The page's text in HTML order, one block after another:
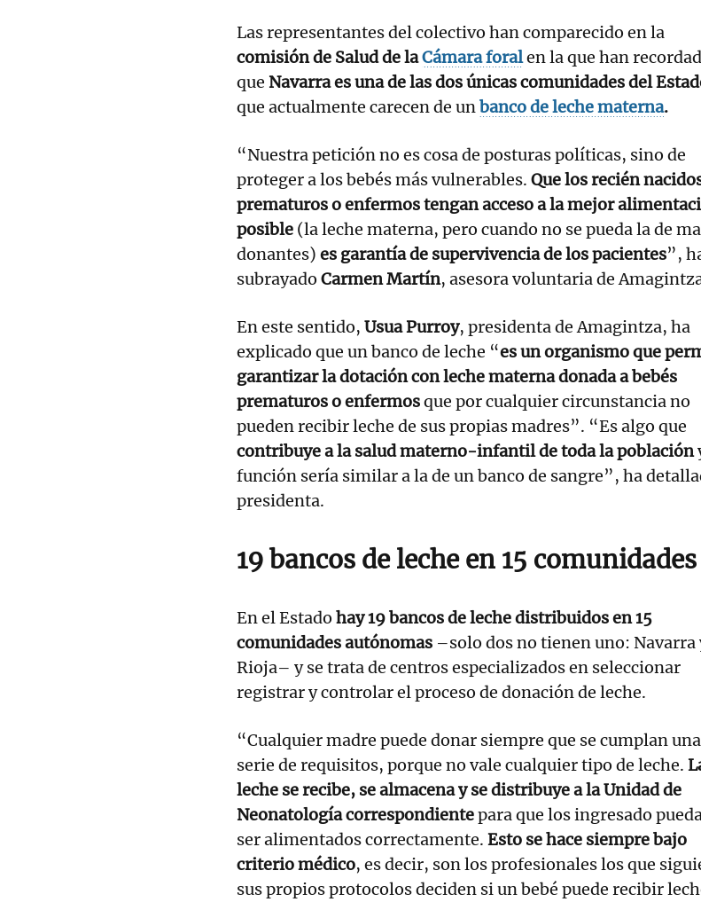
Las representantes del colectivo han comparecido en la
comisión de Salud de laCámara foralen la que han
que Navarra es una de las dos únicas comunidades del
que actualmente carecen de unbanco de leche materna.
“Nuestra petición no es cosa de posturas políticas, sino de
proteger a los bebés más vulnerables. Que los recién
prematuros o enfermos tengan acceso a la mejor
posible (la leche materna, pero cuando no se pueda la de
donantes) es garantía de supervivencia de los pacientes”,
subrayado Carmen Martín, asesora voluntaria de
En este sentido, Usua Purroy, presidenta de Amagintza, ha
explicado que un banco de leche “es un organismo que
garantizar la dotación con leche materna donada a bebés
prematuros o enfermosque por cualquier circunstancia no
pueden recibir leche de sus propias madres”. “Es algo que
contribuye a la salud materno-infantil de toda la población
función sería similar a la de un banco de sangre”, ha
presidenta.
19 bancos de leche en 15 comunidades
En el Estado hay 19 bancos de leche distribuidos en 15
comunidades autónomas –solo dos no tienen uno: Navarra
Rioja– y se trata de centros especializados en seleccionar
registrar y controlar el proceso de donación de leche.
“Cualquier madre puede donar siempre que se cumplan una
serie de requisitos, porque no vale cualquier tipo de leche.
leche se recibe, se almacena y se distribuye a la Unidad de
Neonatología correspondientepara que los ingresado
ser alimentados correctamente. Esto se hace siempre bajo
criterio médico, es decir, son los profesionales los que
sus propios protocolos deciden si un bebé puede recibir